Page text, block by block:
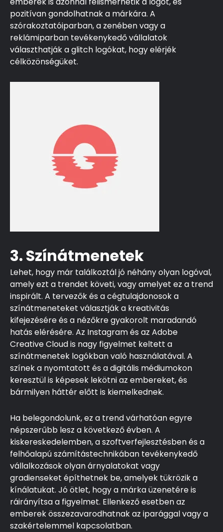
pozitívan gondolhatnak a márkára. A
szórakoztatóiparban, a zenében vagy a
reklámiparban tevékenykedő vállalatok
választhatják a glitch logókat, hogy elérjék
célközönségüket.
3. Színátmenetek
Lehet, hogy már találkoztál jó néhány olyan logóval,
amely ezt a trendet követi, vagy amelyet ez a trend
inspirált. A tervezők és a cégtulajdonosok a
színátmeneteket választják a kreativitás
kifejezésére és a nézőkre gyakorolt maradandó
hatás elérésére. Az Instagram és az Adobe
Creative Cloud is nagy figyelmet keltett a
színátmenetek logókban való használatával. A
színek a nyomtatott és a digitális médiumokon
keresztül is képesek lekötni az embereket, és
bármilyen háttér előtt is kiemelkednek.
Ha belegondolunk, ez a trend várhatóan egyre
népszerűbb lesz a következő évben. A
kiskereskedelemben, a szoftverfejlesztésben és a
felhőalapú számítástechnikában tevékenykedő
vállalkozások olyan árnyalatokat vagy
gradienseket építhetnek be, amelyek tükrözik a
kínálatukat. Jó ötlet, hogy a márka üzenetére is
ráirányítsa a figyelmet. Ellenkező esetben az
emberek összezavarodhatnak az iparággal vagy a
szakértelemmel kapcsolatban.